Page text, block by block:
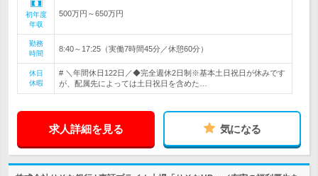
初年度
年収
500万円～650万円
勤務
時間
8:40～17:25（実働7時間45分／休憩60分）
休日
休暇
# ＼年間休日122日／◆完全週休2日制※基本土日祝日が休みです
が、配属先によっては土日祝日を含めた…
求人詳細を見る 気になる